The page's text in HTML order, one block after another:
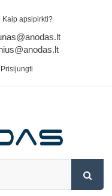
Kaip apsipirkti?
Prisijungti